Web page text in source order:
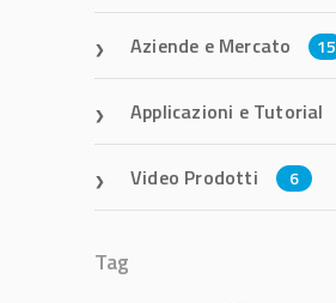
Aziende e Mercato 15
Applicazioni e Tutorial
Video Prodotti 6
Tag